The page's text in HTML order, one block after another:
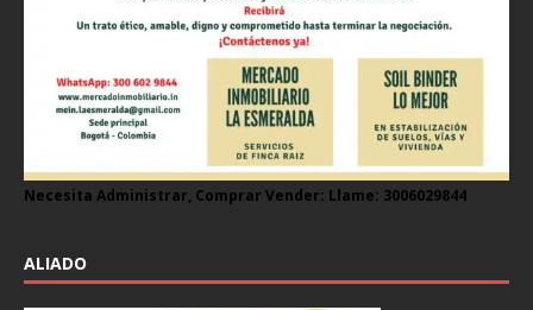
Necesita Administrar, Comprar Vender: Llame: 3006029844
ALIADO